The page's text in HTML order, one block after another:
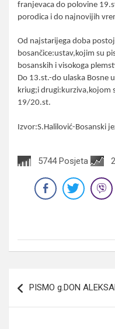
franjevaca do polovine
porodica i do najnovijih
Od najstarijega doba
bosančice:ustav,kojim su
bosanskih i visokoga
Do 13.st.-do ulaska Bosne
kriug;i drugi:kurziva,kojom
19/20.st.
Izvor:S.Halilović-Bosanski
5744 Posjeta
članaka
PISMO g.DON